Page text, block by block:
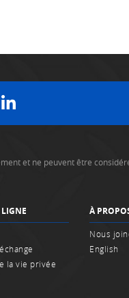
et ne peuvent être
la vie privée
À
Nous
English